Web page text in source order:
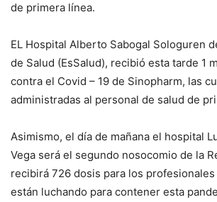
de primera línea.
EL Hospital Alberto Sabogal Sologuren
de Salud (EsSalud), recibió esta tarde 1
contra el Covid – 19 de Sinopharm, las
administradas al personal de salud de
Asimismo, el día de mañana el hospital
Vega será el segundo nosocomio de la
recibirá 726 dosis para los
están luchando para contener esta